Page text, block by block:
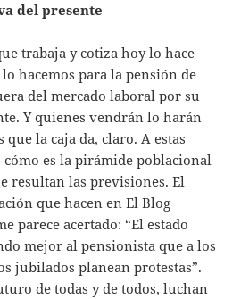
del presente
trabaja y cotiza hoy lo hace
hacemos para la pensión de
del mercado laboral por su
Y quienes vendrán lo harán
la caja da, claro. A estas
cómo es la pirámide poblacional
resultan las previsiones. El
que hacen en El Blog
parece acertado: “El estado
mejor al pensionista que a los
jubilados planean protestas”.
de todas y de todos, luchan